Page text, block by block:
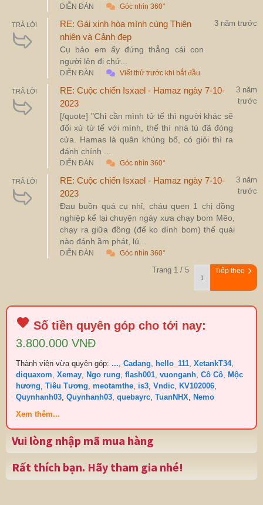
DIỄN ĐÀN Góc nhìn 360°
TRẢ LỜI
RE: Gái xinh hòa mình cùng Thiên
nhiên và Cảnh đẹp
Cụ bảo em ấy đứng thẳng cái con
người lên đi chứ...
3 năm trước
DIỄN ĐÀN Viết thử trước khi bắt đầu
TRẢ LỜI
RE: Cuộc chiến Isxael - Hamaz ngày 7-10-
2023
[/quote] "Chỉ cần mình tử tế thì người khác sẽ
đối xử tử tế với mình, thế thì nhà tù đã đóng
cửa. Hamas là quân khủng bố, có giỏi thì ra
đánh chính ...
3 năm
trước
DIỄN ĐÀN Góc nhìn 360°
TRẢ LỜI
RE: Cuộc chiến Isxael - Hamaz ngày 7-10-
2023
Đau buồn quá cụ nhỉ, cháu quen 1 chị đồng
nghiệp kể lại chuyện ngày xưa chạy bom Mẽo,
chạy ra giữa đồng (để ko dính bom) thế quái
nào đánh ầm phát, lú...
3 năm
trước
DIỄN ĐÀN Góc nhìn 360°
Trang 1 / 5 Tiếp theo
Số tiền quyên góp cho tới nay:
3.800.000 VNĐ
Thành viên vừa quyên góp: ..., Cadang, hello_111, XetankT34,
diquaxom, Xemay, Ngo rung, flash001, vuonganh, Cô Cô, Mộc
hương, Tiêu Tương, meotamthe, is3, Vndic, KV102006,
Quynhanh03, Quynhanh03, quebayrc, TuanNHX, Nemo
Xem thêm...
Vui lòng nhập mã mua hàng
Rất thích bạn. Hãy tham gia nhé!